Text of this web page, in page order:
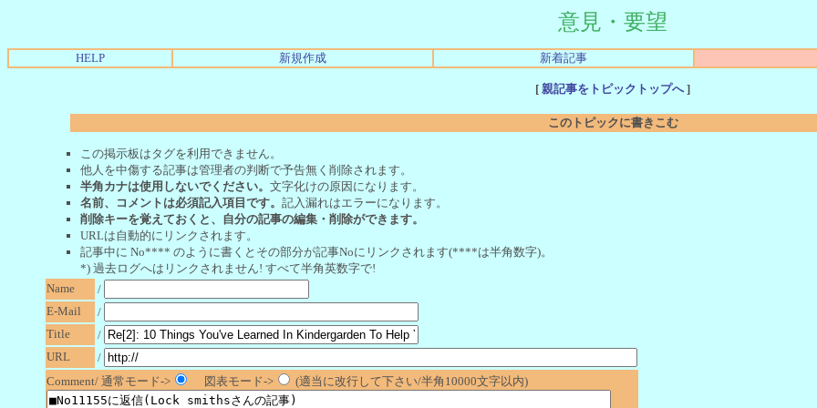
意見・要望
HELP 新規作成 新着記事
[ 親記事をトピックトップへ]
このトピックに書きこむ
この掲示板はタグを利用できません。
他人を中傷する記事は管理者の判断で予告無く削除されます。
半角カナは使用しないでください。 文字化けの原因になります。
名前、コメントは必須記入項目です。 記入漏れはエラーになります。
削除キーを覚えておくと、自分の記事の編集・削除ができます。
URLは自動的にリンクされます。
記事中に No**** のように書くとその部分が記事Noにリンクされます(****は半角数字)。
*) 過去ログへはリンクされません! すべて半角英数字で!
Name
/
E-Mail
/
Title
/
URL
/
Comment/ 通常モード->
図表モード-> (適当に改行して下さい/半角10000文字以内)